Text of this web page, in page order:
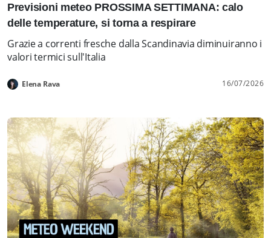
Previsioni meteo PROSSIMA SETTIMANA: calo
delle temperature, si torna a respirare
Grazie a correnti fresche dalla Scandinavia diminuiranno i
valori termici sull'Italia
Elena Rava 16/07/2026